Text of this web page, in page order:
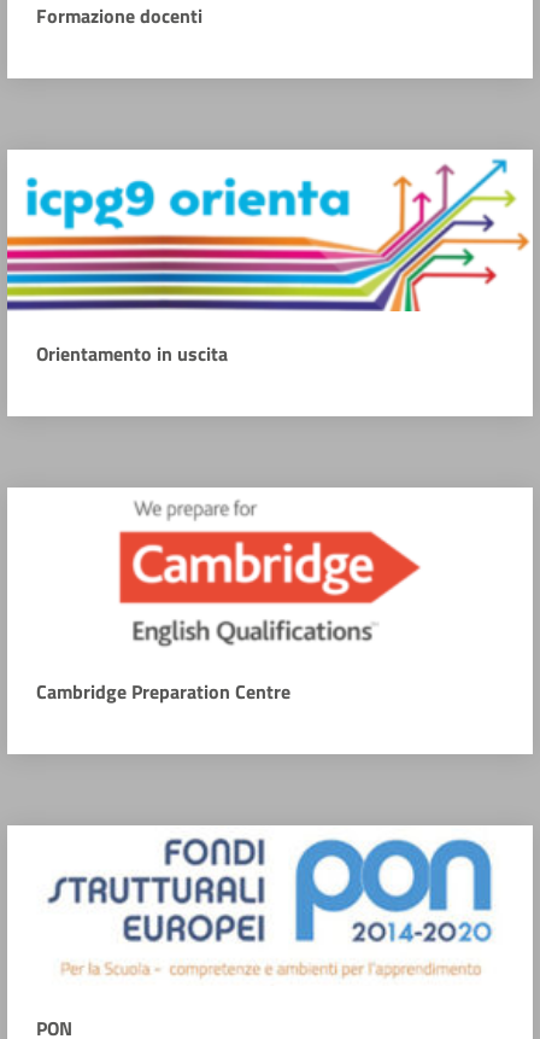
Formazione docenti
Orientamento in uscita
Cambridge Preparation Centre
PON